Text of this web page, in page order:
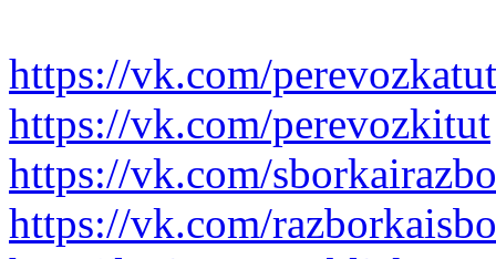
https://vk.com/perevozkatut
https://vk.com/perevozkitut
https://vk.com/
https://vk.com/